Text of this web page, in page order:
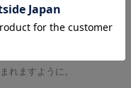
ースです。
れますように。